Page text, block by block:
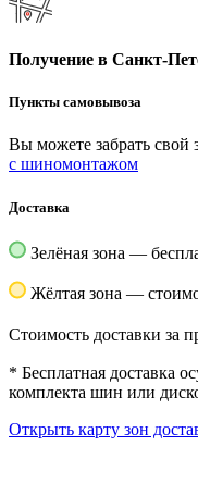
Получение в Санкт-
Пункты самовывоза
Вы можете забрать свой
с шиномонтажом
Доставка
Зелёная зона —
Жёлтая зона —
Стоимость доставки за
* Бесплатная доставка
комплекта шин или
Открыть карту зон